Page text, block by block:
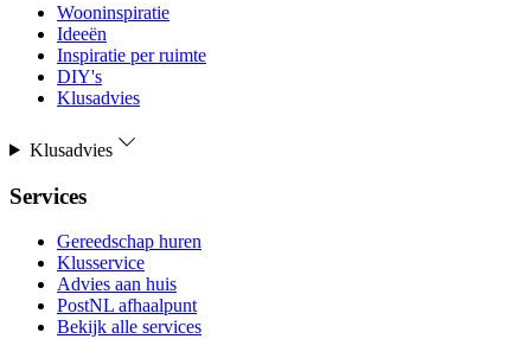
Wooninspiratie
Ideeën
Inspiratie per ruimte
DIY's
Klusadvies
Klusadvies
Services
Gereedschap huren
Klusservice
Advies aan huis
PostNL afhaalpunt
Bekijk alle services